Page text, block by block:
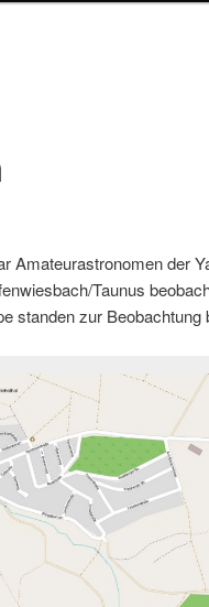
Amateurastronomen der
Taunus
standen zur Beobachtung